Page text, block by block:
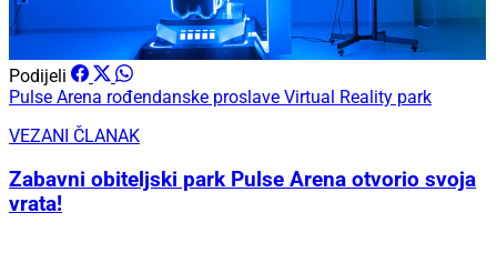
Podijeli
Pulse Arena rođendanske proslave Virtual Reality park
VEZANI ČLANAK
Zabavni obiteljski park Pulse Arena otvorio svoja
vrata!